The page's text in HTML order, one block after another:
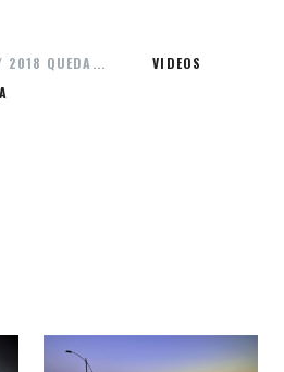
2018 QUEDA...
VIDEOS